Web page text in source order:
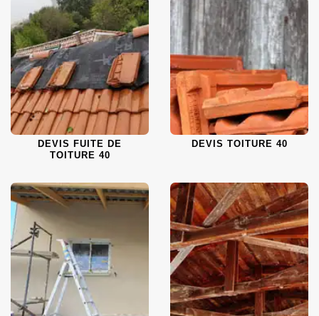
DEVIS FUITE DE
TOITURE 40
DEVIS TOITURE 40